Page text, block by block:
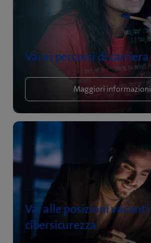
Vai ai percorsi di carriera
Maggiori informazioni
Vai alle posizioni vacanti
cibersicurezza